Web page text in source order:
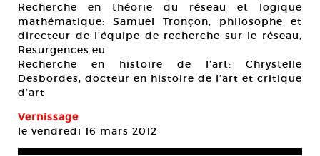
Recherche en théorie du réseau et logique
mathématique: Samuel Tronçon, philosophe et
directeur de l’équipe de recherche sur le réseau,
Resurgences.eu
Recherche en histoire de l’art: Chrystelle
Desbordes, docteur en histoire de l’art et critique
d’art
Vernissage
le vendredi 16 mars 2012